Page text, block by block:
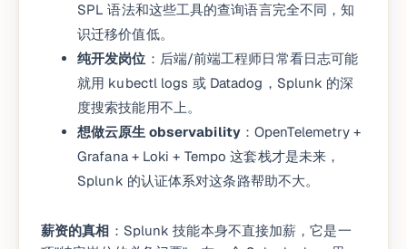
SPL 语法和这些工具的查询语言完全不同，知
识迁移价值低。
纯开发岗位 ：后端/前端工程师日常看日志可能
就用 kubectl logs 或 Datadog，Splunk 的深
度搜索技能用不上。
想做云原生 observability：OpenTelemetry +
Grafana + Loki + Tempo 这套栈才是未来，
Splunk 的认证体系对这条路帮助不大。
薪资的真相 ：Splunk 技能本身不直接加薪，它是一